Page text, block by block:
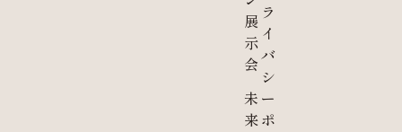
展
示
会
未
来
ラ
イ
バ
シ
ー
ポ